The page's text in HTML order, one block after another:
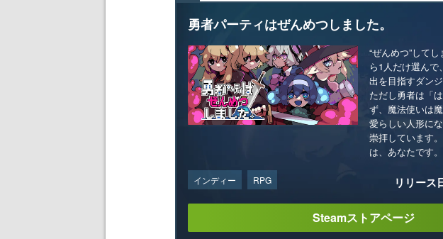
勇者パーティはぜんめつしました。
“ぜんめつ”して
ら1人だけ選ん
出を目指すダン
ただし勇者は「
ず、魔法使いは
愛らしい人形に
崇拝しています
は、あなたです。
インディー RPG リリース
Steamストアページ